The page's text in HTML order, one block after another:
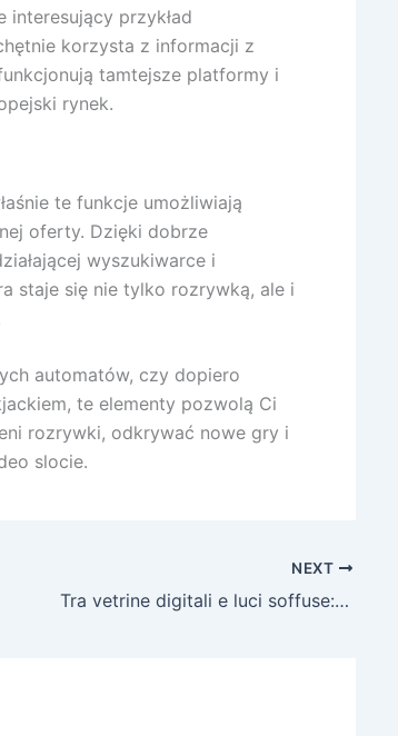
przykład
korzysta z informacji z
tamtejsze platformy i
rynek.
te funkcje umożliwiają
oferty. Dzięki dobrze
wyszukiwarce i
staje się nie tylko rozrywką, ale i
automatów, czy dopiero
te elementy pozwolą Ci
rozrywki, odkrywać nowe gry i
slocie.
NEXT
Tra vetrine digitali e luci soffuse: la fluidità dell’intrattenimento nei casinò online